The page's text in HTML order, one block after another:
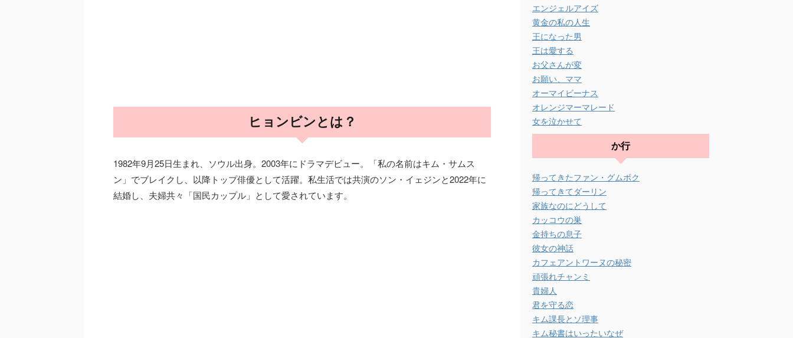
ヒョンビンとは？
1982年9月25日生まれ、ソウル出身。2003年にドラマデビュー。「私の名前はキム・サムス
ン」でブレイクし、以降トップ俳優として活躍。私生活では共演のソン・イェジンと2022年に
結婚し、夫婦共々「国民カップル」として愛されています。
エンジェルアイズ
黄金の私の人生
王になった男
王は愛する
お父さんが変
お願い、ママ
オーマイビーナス
オレンジマーマレード
女を泣かせて
か行
帰ってきたファン・グムボク
帰ってきてダーリン
家族なのにどうして
カッコウの巣
金持ちの息子
彼女の神話
カフェアントワーヌの秘密
頑張れチャンミ
貴婦人
君を守る恋
キム課長とソ理事
キム秘書はいったいなぜ